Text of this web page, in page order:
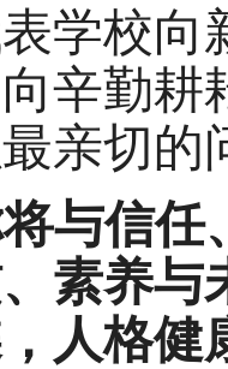
学校向
向辛勤耕
最亲切的
与信任
素养
人格健